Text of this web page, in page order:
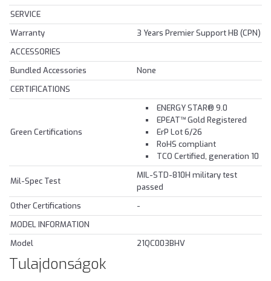
SERVICE
Warranty
3 Years Premier Support HB (CPN)
ACCESSORIES
Bundled Accessories
None
CERTIFICATIONS
Green Certifications
ENERGY STAR® 9.0
EPEAT™ Gold Registered
ErP Lot 6/26
RoHS compliant
TCO Certified, generation 10
Mil-Spec Test
MIL-STD-810H military test
passed
Other Certifications
-
MODEL INFORMATION
Model
21QC003BHV
Tulajdonságok